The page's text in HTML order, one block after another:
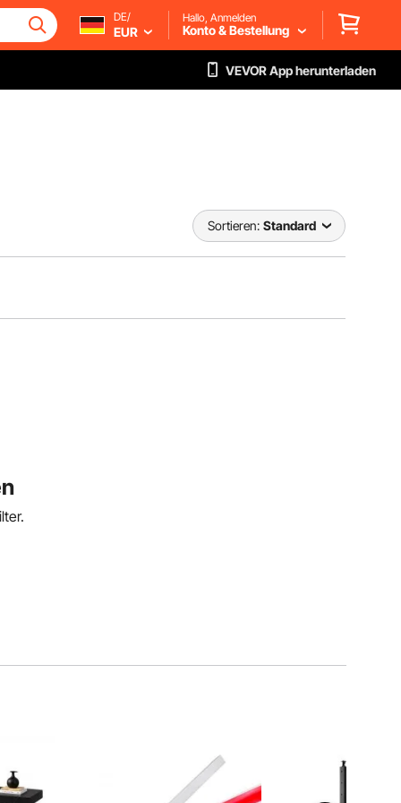
DE/
EUR
Hallo, Anmelden
Konto & Bestellung
VEVOR App herunterladen
Sortieren: Standard